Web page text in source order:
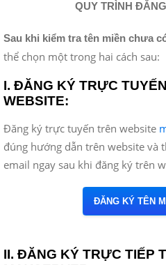
QUY TRÌNH
Sau khi kiểm tra tên miền chưa
thể chọn một trong hai cách sau:
I. ĐĂNG KÝ TRỰC
WEBSITE:
Đăng ký trực tuyến trên website
đúng hướng dẫn trên website và
email ngay sau khi đăng ký trên
ĐĂNG KÝ TÊN
II. ĐĂNG KÝ TRỰC TIẾP